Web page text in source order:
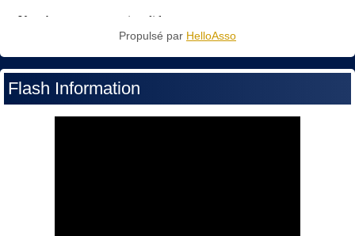
Propulsé par HelloAsso
Flash Information